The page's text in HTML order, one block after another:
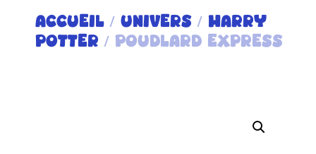
ACCUEIL/ UNIVERS/ HARRY
POTTER / POUDLARD EXPRESS